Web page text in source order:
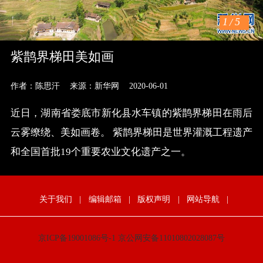
1 /5
紫鹊界梯田美如画
作者：陈思汗 来源：新华网 2020-06-01
近日，湖南省娄底市新化县水车镇的紫鹊界梯田在雨后
云雾缭绕、美如画卷。 紫鹊界梯田是世界灌溉工程遗产
和全国首批19个重要农业文化遗产之一。
关于我们 | 编辑邮箱 | 版权声明 | 网站导航 |
京ICP备19001086号-1 京公网安备11010802028087号